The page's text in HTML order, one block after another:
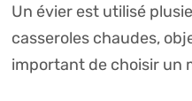
Un évier est utilisé
casseroles chaudes,
important de choisir un